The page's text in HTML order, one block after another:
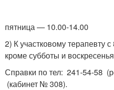
пятница — 10.00-14.00
2) К участковому терапевту
кроме субботы и
Справки по тел: 241-54-58
(кабинет № 308).